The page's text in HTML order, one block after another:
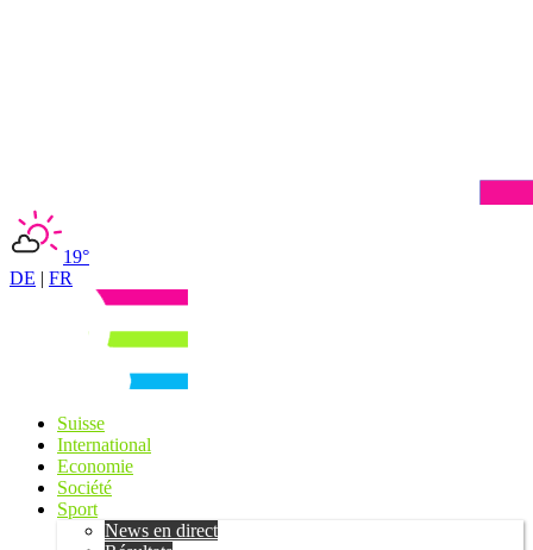
19°
DE | FR
Suisse
International
Economie
Société
Sport
News en direct